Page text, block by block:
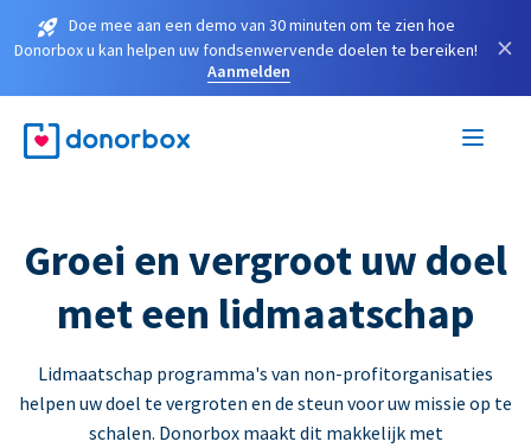
Doe mee aan een demo van 30 minuten om te zien hoe
Donorbox u kan helpen uw fondsenwervende doelen te bereiken!
Aanmelden
×
Groei en vergroot uw doel
met een lidmaatschap
Lidmaatschap programma's van non-profitorganisaties
helpen uw doel te vergroten en de steun voor uw missie op te
schalen. Donorbox maakt dit makkelijk met